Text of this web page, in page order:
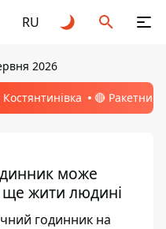
RU
2026
🔴 Ракетний
може
ще жити людині
годинник на